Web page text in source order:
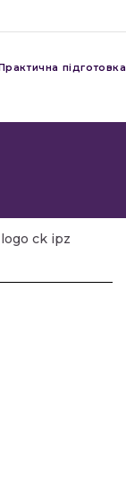
підготовка